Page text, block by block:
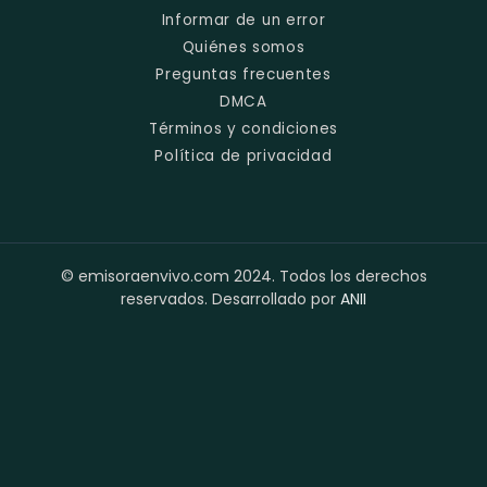
Informar de un error
Quiénes somos
Preguntas frecuentes
DMCA
Términos y condiciones
Política de privacidad
© emisoraenvivo.com 2024. Todos los derechos
reservados. Desarrollado por ANII